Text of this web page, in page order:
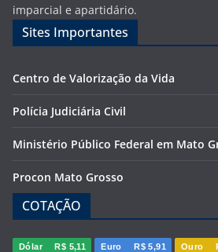
imparcial e apartidário.
Sites Importantes
Centro de Valorização da Vida
Polícia Judiciária Civil
Ministério Público Federal em Mato
Procon Mato Grosso
COTAÇÃO
Dólar R$ 5,11 Euro R$ 5,91 Ouro